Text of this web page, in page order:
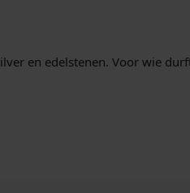
en edelstenen. Voor wie